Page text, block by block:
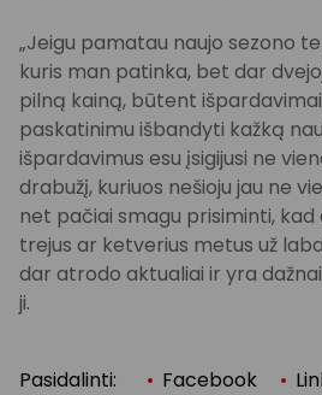
„Jeigu pamatau naujo sezono
kuris man patinka, bet dar
pilną kainą, būtent
paskatinimu išbandyti kažką
išpardavimus esu įsigijusi ne
drabužį, kuriuos nešioju jau ne
net pačiai smagu prisiminti,
trejus ar ketverius metus už
dar atrodo aktualiai ir yra
ji.
Pasidalinti: Facebook